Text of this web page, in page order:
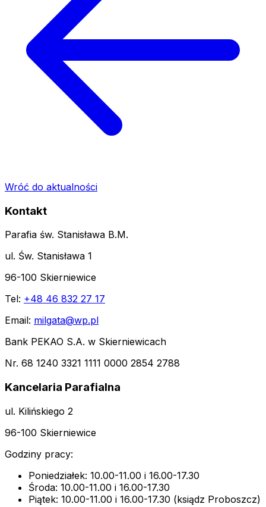
Wróć do aktualności
Kontakt
Parafia św. Stanisława B.M.
ul. Św. Stanisława 1
96-100 Skierniewice
Tel: +48 46 832 27 17
Email: milgata@wp.pl
Bank PEKAO S.A. w Skierniewicach
Nr. 68 1240 3321 1111 0000 2854 2788
Kancelaria Parafialna
ul. Kilińskiego 2
96-100 Skierniewice
Godziny pracy:
Poniedziałek: 10.00-11.00 i 16.00-17.30
Środa: 10.00-11.00 i 16.00-17.30
Piątek: 10.00-11.00 i 16.00-17.30 (ksiądz Proboszcz)